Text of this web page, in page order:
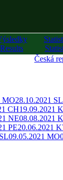
Results
Česká
MO28.10.2021 SL
CH19.09.2021
NE08.08.2021
PE20.06.2021
SL09.05.2021 MO